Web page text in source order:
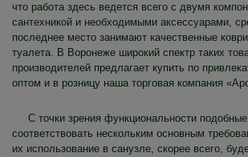
что работа здесь ведется всего с двумя
сантехникой и необходимыми аксессуарами,
последнее место занимают качественные
туалета. В Воронеже широкий спектр таких
производителей предлагает купить по
оптом и в розницу наша торговая компания
С точки зрения функциональности
соответствовать нескольким основным
их использование в санузле, скорее всего,